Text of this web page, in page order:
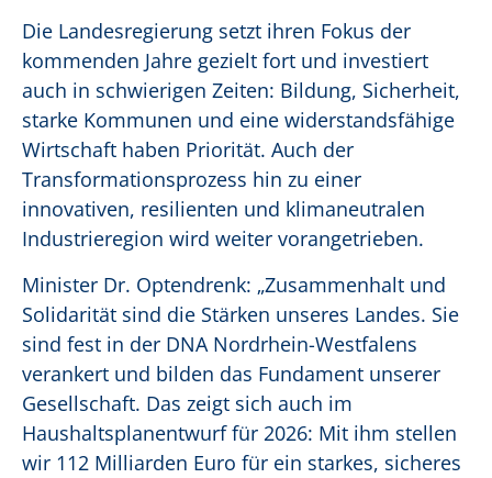
Die Landesregierung setzt ihren Fokus der
kommenden Jahre gezielt fort und investiert
auch in schwierigen Zeiten: Bildung, Sicherheit,
starke Kommunen und eine widerstandsfähige
Wirtschaft haben Priorität. Auch der
Transformationsprozess hin zu einer
innovativen, resilienten und klimaneutralen
Industrieregion wird weiter vorangetrieben.
Minister Dr. Optendrenk: „Zusammenhalt und
Solidarität sind die Stärken unseres Landes. Sie
sind fest in der DNA Nordrhein-Westfalens
verankert und bilden das Fundament unserer
Gesellschaft. Das zeigt sich auch im
Haushaltsplanentwurf für 2026: Mit ihm stellen
wir 112 Milliarden Euro für ein starkes, sicheres